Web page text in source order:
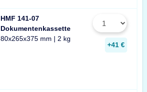
HMF 141-07
Dokumentenkassette
80x265x375 mm | 2 kg
+41 €